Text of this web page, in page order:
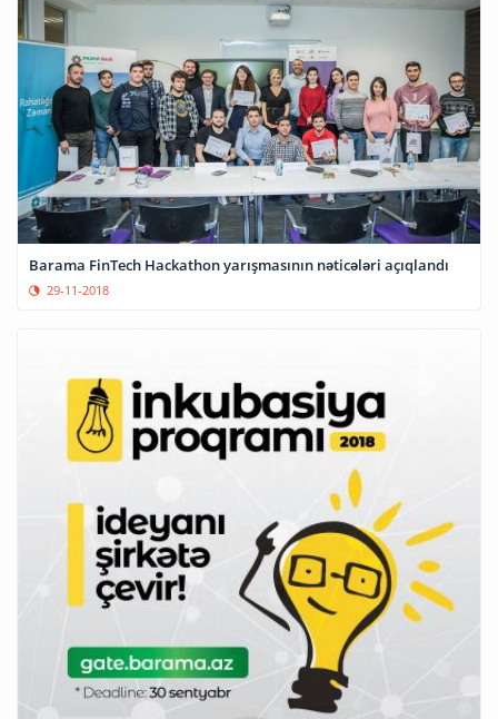
Barama FinTech Hackathon yarışmasının nəticələri açıqlandı
29-11-2018